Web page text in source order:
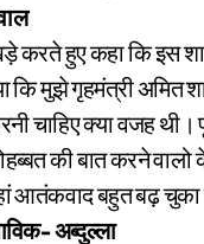
करते हुए कहा कि इस
कि मुझे गृहमंत्री
चाहिए क्या वजह
की बात करने वालो
आतंकवाद बहुत बढ़
अब्दुल्ला